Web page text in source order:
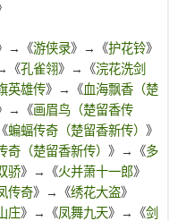
→《游侠录》→《护花铃》
《孔雀翎》→《浣花洗剑
英雄传》→《血海飘香（楚
→《画眉鸟（楚留香传
蝙蝠传奇（楚留香新传） 》
奇（楚留香新传） 》→《多
骄》→《火并萧十一郎》
传奇》→《绣花大盗》
庄》→《凤舞九天》→《剑